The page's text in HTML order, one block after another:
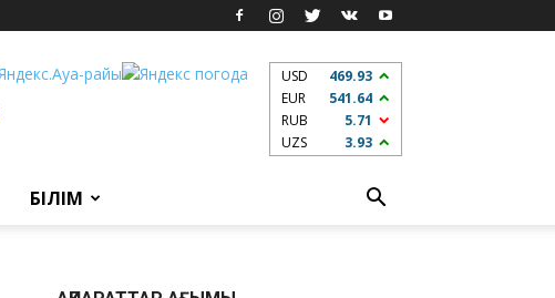
USD
469.93
EUR
541.64
RUB
5.71
UZS
3.93
БІЛІМ